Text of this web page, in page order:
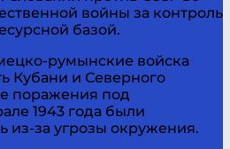
войны за контроль
базой.
румынские войска
Кубани и Северного
поражения под
1943 года были
из-за угрозы окружения.